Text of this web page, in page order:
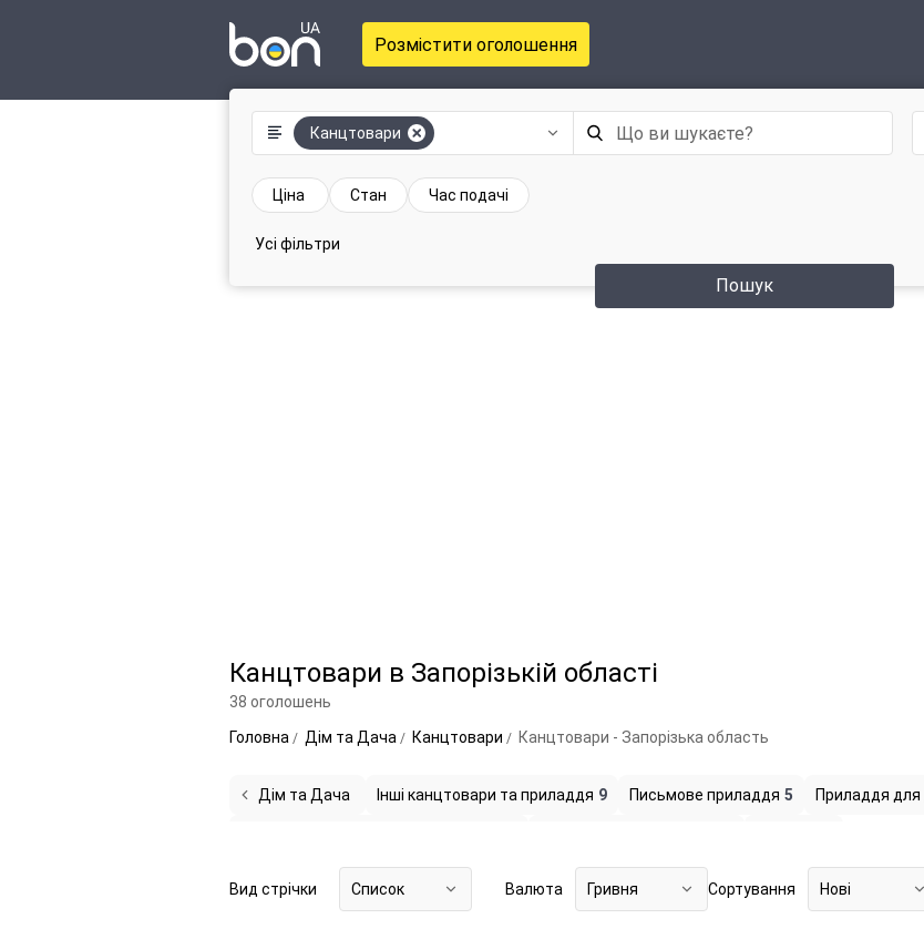
Розмістити оголошення
Канцтовари
Пошук
Ціна Стан Час подачі
Усі фільтри
Канцтовари в Запорізькій області
38 оголошень
Головна
Дім та Дача Канцтовари Канцтовари - Запорізька область
Дім та Дача Інші канцтовари та приладдя 9 Письмове приладдя 5 Приладдя для
Вид стрічки Список Валюта Гривня Сортування Нові